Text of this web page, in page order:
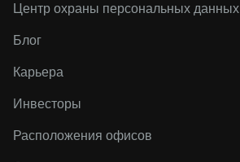
Центр охраны персональных данных
Блог
Карьера
Инвесторы
Расположения офисов